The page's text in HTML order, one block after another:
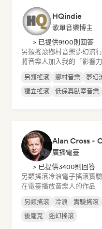
HQindie
歌單音樂博主
> 已提供9100則回答
另類搖滾鄉村音樂夢幻流行
將音樂人加入我的「影響
另類搖滾 鄉村音樂 夢幻
獨立搖滾
低保真臥室音樂
廣播電臺
> 已提供3400則回答
另類搖滾冷浪電子搖滾實
在電臺播放音樂人的作品
另類搖滾 冷浪 實驗搖滾
後龐克
迷幻搖滾